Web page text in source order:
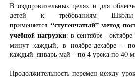
В оздоровительных целях и для
детей к требованиям
применяется “ступенчатый” метод
учебной нагрузки: в сентябре -
минут каждый, в ноябре-декабре -
каждый, январь-май – по 4 урока по 40
Продолжительность перемен между